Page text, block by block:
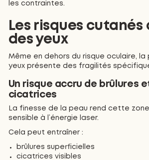
les contraintes.
Les risques cutanés
des yeux
Même en dehors du risque oculaire, la
yeux présente des fragilités
Un risque accru de brûlures
cicatrices
La finesse de la peau rend cette
sensible à l’énergie laser.
Cela peut entraîner :
brûlures superficielles
cicatrices visibles